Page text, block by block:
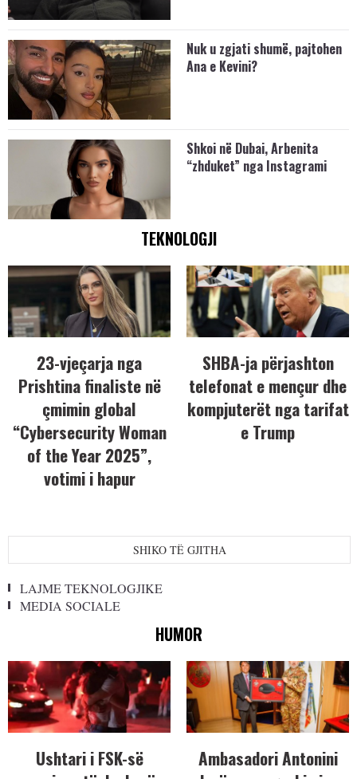
Nuk u zgjati shumë, pajtohen
Ana e Kevini?
Shkoi në Dubai, Arbenita
“zhduket” nga Instagrami
TEKNOLOGJI
23-vjeçarja nga
Prishtina finaliste në
çmimin global
“Cybersecurity Woman
of the Year 2025”,
votimi i hapur
SHBA-ja përjashton
telefonat e mençur dhe
kompjuterët nga tarifat
e Trump
SHIKO TË GJITHA
LAJME TEKNOLOGJIKE
MEDIA SOCIALE
HUMOR
Ushtari i FSK-së
Ambasadori Antonini